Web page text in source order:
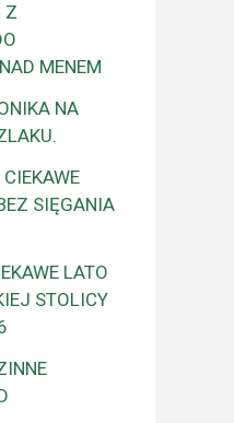
Z
MENEM
NA
SIĘGANIA
LATO
STOLICY